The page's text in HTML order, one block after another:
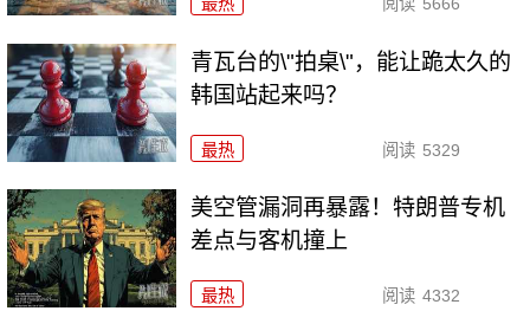
青瓦台的\"拍桌\"，能让跪太久的
韩国站起来吗？
最热 阅读 5329
美空管漏洞再暴露！特朗普专机
差点与客机撞上
最热 阅读 4332